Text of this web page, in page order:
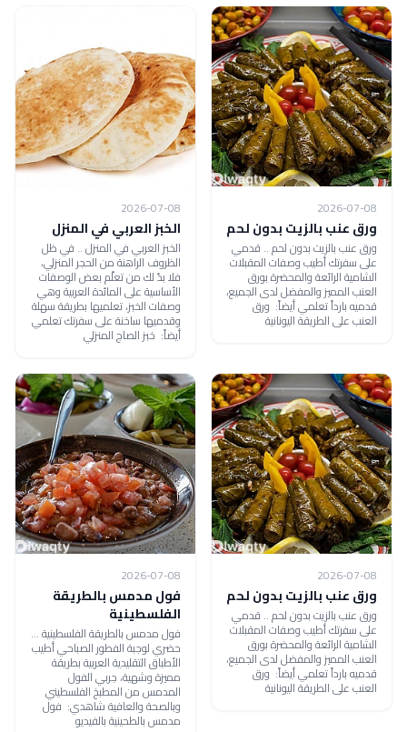
2026-07-08
ورق عنب بالزيت بدون لحم
ورق عنب بالزيت بدون لحم .. قدمي
على سفرتك أطيب وصفات المقبلات
الشامية الرائعة والمحضرة بورق
العنب المميز والمفضل لدى الجميع،
قدميه بارداً تعلمي أيضاً: ورق
العنب على الطريقة اليونانية
2026-07-08
الخبز العربي في المنزل
الخبز العربي في المنزل .. في ظل
الظروف الراهنة من الحجر المنزلي،
فلا بدّ لك من تعلّم بعض الوصفات
الأساسية على المائدة العربية وهي
وصفات الخبز، تعلميها بطريقة سهلة
وقدميها ساخنة على سفرتك تعلمي
أيضاً: خبز الصاج المنزلي
2026-07-08
ورق عنب بالزيت بدون لحم
ورق عنب بالزيت بدون لحم .. قدمي
على سفرتك أطيب وصفات المقبلات
الشامية الرائعة والمحضرة بورق
العنب المميز والمفضل لدى الجميع،
قدميه بارداً تعلمي أيضاً: ورق
العنب على الطريقة اليونانية
2026-07-08
فول مدمس بالطريقة
الفلسطينية
فول مدمس بالطريقة الفلسطينية ...
حضري لوجبة الفطور الصباحي أطيب
الأطباق التقليدية العربية بطريقة
مميزة وشهية، جربي الفول
المدمس من المطبخ الفلسطيني
وبالصحة والعافية شاهدي: فول
مدمس بالطحينية بالفيديو